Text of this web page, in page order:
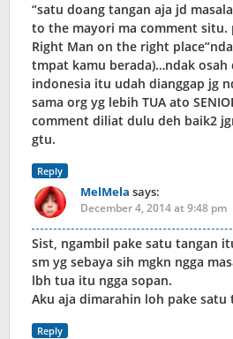
“satu doang tangan aja jd
to the mayori ma comment situ.
Right Man on the right
tmpat kamu berada)…ndak osah
indonesia itu udah dianggap jg
sama org yg lebih TUA ato
comment diliat dulu deh baik2
gtu.
Reply
MelMela says:
December 4, 2014 at 9:48 pm
Sist, ngambil pake satu tangan
sm yg sebaya sih mgkn ngga
lbh tua itu ngga sopan.
Aku aja dimarahin loh pake satu
Reply